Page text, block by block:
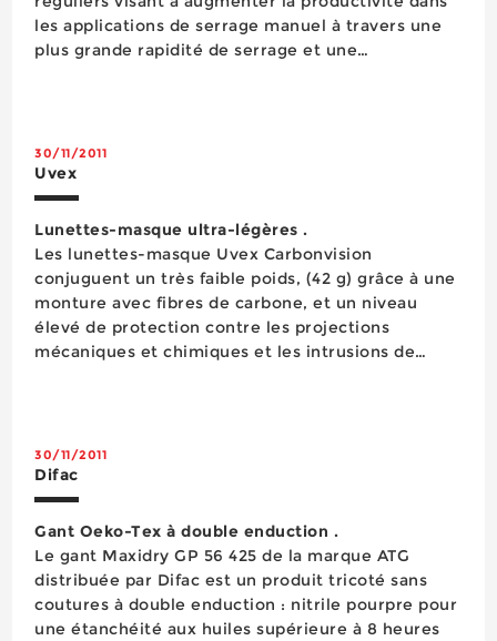
les applications de serrage manuel à travers une
plus grande rapidité de serrage et une
30/11/2011
Uvex
Lunettes-masque ultra-légères .
Les lunettes-masque Uvex Carbonvision
conjuguent un très faible poids, (42 g) grâce à une
monture avec fibres de carbone, et un niveau
élevé de protection contre les projections
mécaniques et chimiques et les intrusions de
30/11/2011
Difac
Gant Oeko-Tex à double enduction .
Le gant Maxidry GP 56 425 de la marque ATG
distribuée par Difac est un produit tricoté sans
coutures à double enduction : nitrile pourpre pour
une étanchéité aux huiles supérieure à 8 heures